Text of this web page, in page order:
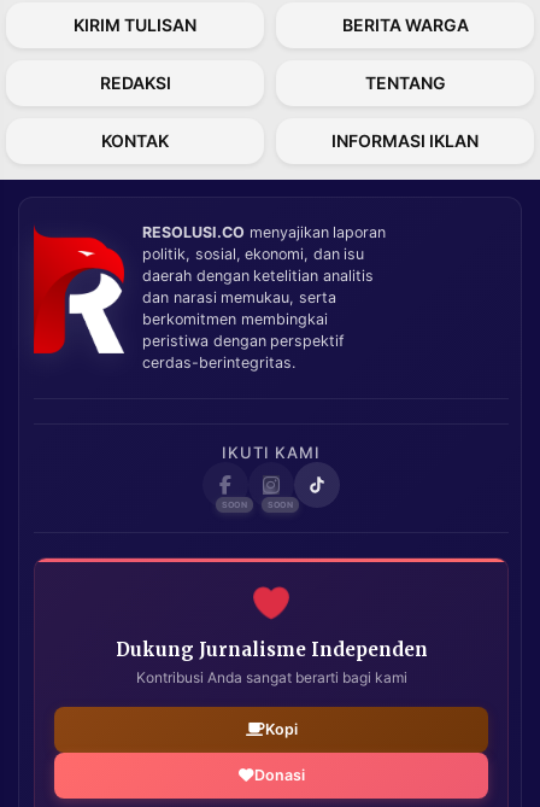
KIRIM TULISAN BERITA WARGA
REDAKSI TENTANG
KONTAK INFORMASI IKLAN
RESOLUSI.CO menyajikan laporan
politik, sosial, ekonomi, dan isu
daerah dengan ketelitian analitis
dan narasi memukau, serta
berkomitmen membingkai
peristiwa dengan perspektif
cerdas-berintegritas.
IKUTI KAMI
Dukung Jurnalisme Independen
Kontribusi Anda sangat berarti bagi kami
Kopi
Donasi